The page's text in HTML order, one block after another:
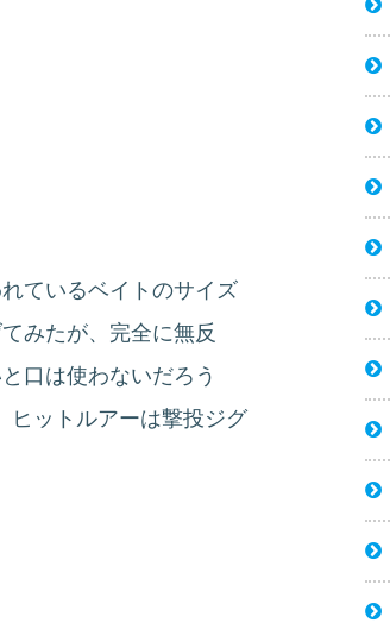
ているベイトのサイズ
みたが、完全に無反
口は使わないだろう
ヒットルアーは撃投ジグ